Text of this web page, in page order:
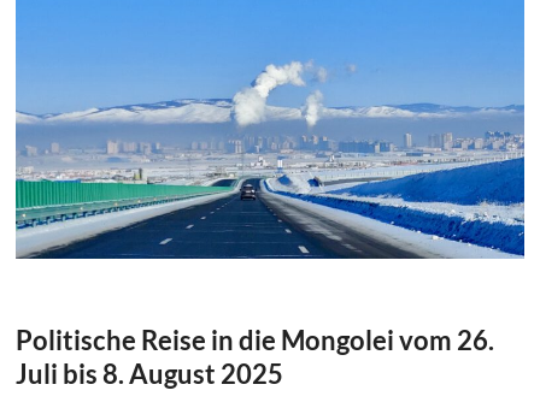
Politische Reise in die Mongolei vom 26.
Juli bis 8. August 2025